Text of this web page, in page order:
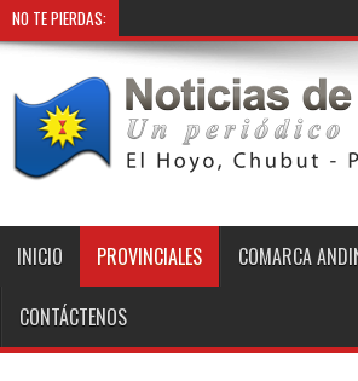
NO TE PIERDAS:
INICIO PROVINCIALES COMARCA
CONTÁCTENOS